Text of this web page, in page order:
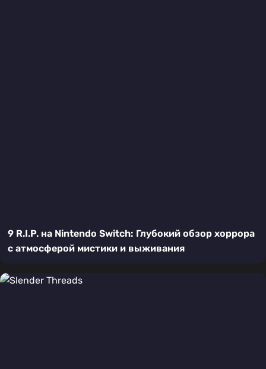
9 R.I.P. на Nintendo Switch: Глубокий обзор хоррора
с атмосферой мистики и выживания